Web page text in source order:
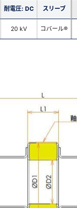
耐電圧: DC スリーブ
20 kV コバール®